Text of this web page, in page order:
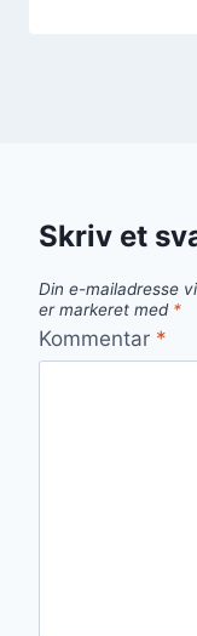
Skriv et
Din e-mailadresse
er markeret med *
Kommentar *